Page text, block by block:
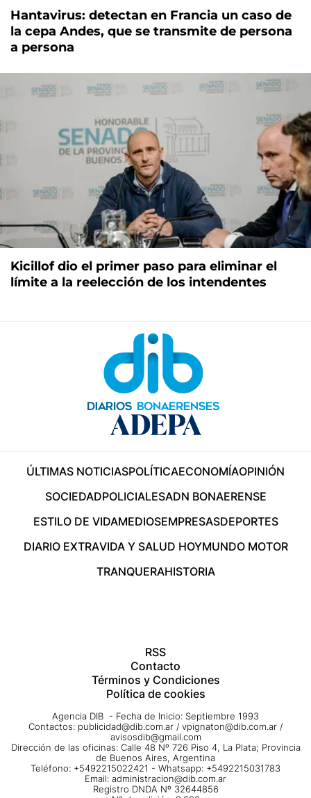
Hantavirus: detectan en Francia un caso de
la cepa Andes, que se transmite de persona
a persona
Kicillof dio el primer paso para eliminar el
límite a la reelección de los intendentes
ÚLTIMAS NOTICIASPOLÍTICAECONOMÍAOPINIÓN
SOCIEDADPOLICIALESADN BONAERENSE
ESTILO DE VIDAMEDIOSEMPRESASDEPORTES
DIARIO EXTRAVIDA Y SALUD HOYMUNDO MOTOR
TRANQUERAHISTORIA
RSS
Contacto
Términos y Condiciones
Política de cookies
Agencia DIB - Fecha de Inicio: Septiembre 1993
Contactos: publicidad@dib.com.ar / vpignaton@dib.com.ar /
avisosdib@gmail.com
Dirección de las oficinas: Calle 48 Nº 726 Piso 4, La Plata; Provincia
de Buenos Aires, Argentina
Teléfono: +5492215022421 - Whatsapp: +5492215031783
Email: administracion@dib.com.ar
Registro DNDA Nº 32644856